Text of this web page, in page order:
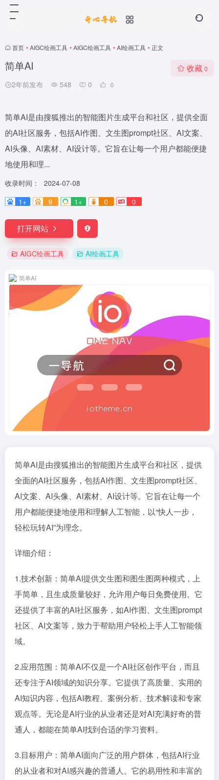
首页 • AIGC绘画工具 • AIGC绘画工具 • AI绘画工具 • 正文
简单AI
2年前发布 548 0 0
收藏 0
简单AI是由搜狐推出的智能图片生成平台和社区，提供全面
的AI社区服务，包括AI作图、文生图prompt社区、AI文案、
AI头像、AI素材、AI设计等。它旨在让每一个用户都能便捷
地使用和理...
收录时间：
2024-07-08
1+
9 1+ 0 0
打开网站
AIGC绘画工具 AI绘画工具
简单AI
简单AI是由搜狐推出的智能图片生成平台和社区，提供
全面的AI社区服务，包括AI作图、文生图prompt社区、
AI文案、AI头像、AI素材、AI设计等。它旨在让每一个
用户都能便捷地使用和理解人工智能，以“快人一步，
轻松玩转AI”为理念。
详细介绍：
1.技术创新：简单AI提供文生图和图生图两种模式，上
手简单，且生成质量较好，允许用户每日免费使用。它
还提供了丰富的AI社区服务，如AI作图、文生图prompt
社区、AI文案等，致力于帮助用户轻松上手人工智能领
域。
2.应用范围：简单AI不仅是一个AI社区创作平台，而且
还专注于AI领域的知识分享。它提供了高质量、实用的
AI知识内容，包括AI教程、案例分析、技术解读和专家
观点等。无论是AI行业的从业者还是对AI充满好奇的普
通人，都能在简单AI找到合适的学习资料。
3.目标用户：简单AI面向广泛的用户群体，包括AI行业
的从业者和对AI感兴趣的普通人。它的易用性和丰富的